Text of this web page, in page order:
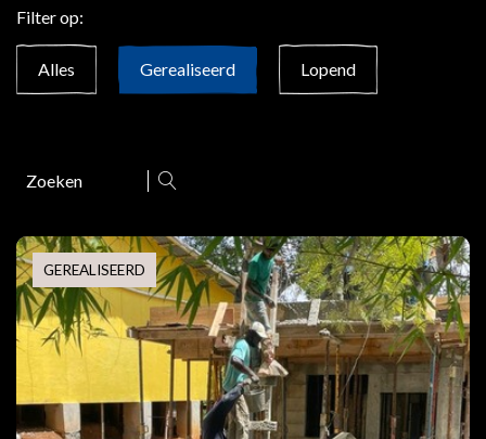
Filter op:
Alles Gerealiseerd Lopend
Zoeken
GEREALISEERD